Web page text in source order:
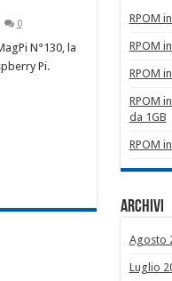
0
N°130, la
Pi.
RPOM
RPOM
RPOM
RPOM
da 1GB
RPOM
Archivi
Agosto
Luglio